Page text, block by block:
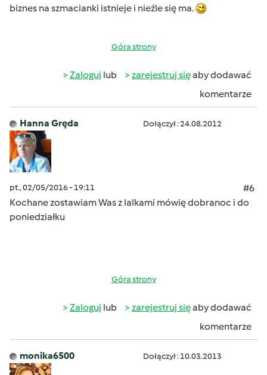
biznes na szmacianki istnieje i nieźle się ma.
Góra strony
Zaloguj lub zarejestruj sięaby dodawać
komentarze
Hanna Gręda Dołączył : 24.08.2012
pt., 02/05/2016 - 19:11
#6
Kochane zostawiam Was z lalkami mówię dobranoc i do
poniedziałku
Góra strony
Zaloguj lub zarejestruj sięaby dodawać
komentarze
monika6500 Dołączył : 10.03.2013